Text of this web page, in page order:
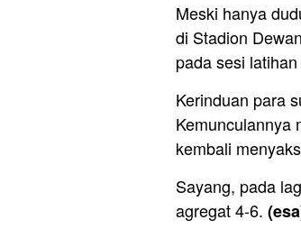
Meski hanya
di Stadion
pada sesi
Kerinduan para
Kemunculannya
kembali
Sayang, pada
agregat 4-6.